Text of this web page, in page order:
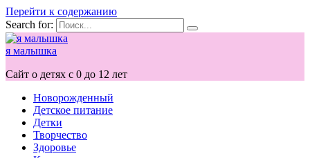
Перейти к содержанию
Search for:
я малышка
Сайт о детях с 0 до 12 лет
Новорожденный
Детское питание
Детки
Творчество
Здоровье